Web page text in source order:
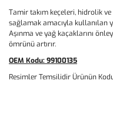
Tamir takım keçeleri, hidrolik ve
sağlamak amacıyla kullanılan
Aşınma ve yağ kaçaklarını
ömrünü artırır.
OEM Kodu:99100135
Resimler Temsilidir Ürünün